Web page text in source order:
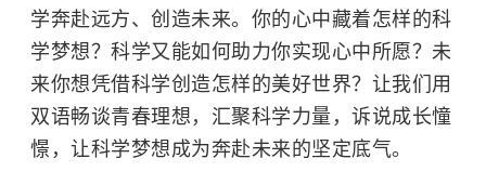
学奔赴远方、创造未来。你的心中藏着怎样的科
学梦想？科学又能如何助力你实现心中所愿？未
来你想凭借科学创造怎样的美好世界？让我们用
双语畅谈青春理想，汇聚科学力量，诉说成长憧
憬，让科学梦想成为奔赴未来的坚定底气。